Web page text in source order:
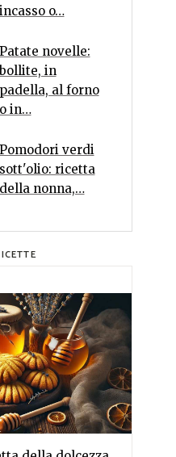
incasso o…
Patate novelle:
in
padella, al forno
o in…
Pomodori verdi
sott'olio: ricetta
della nonna,…